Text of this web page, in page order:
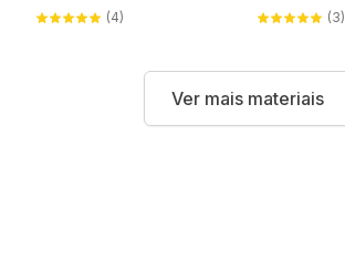
grátis!
(4)
(3)
Ver mais materiais